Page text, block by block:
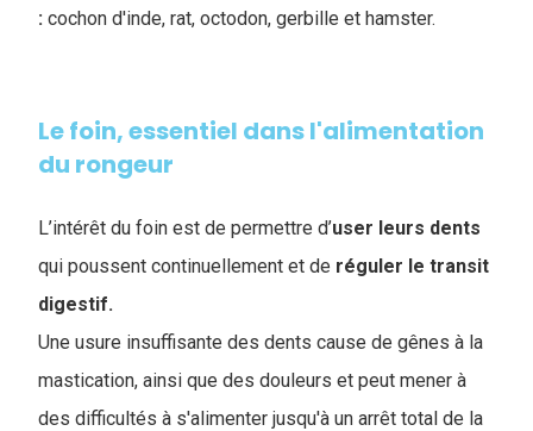
: cochon d'inde, rat, octodon, gerbille et hamster.
Le foin, essentiel dans l'alimentation
du rongeur
L’intérêt du foin est de permettre d’user leurs dents
qui poussent continuellement et de réguler le transit
digestif.
Une usure insuffisante des dents cause de gênes à la
mastication, ainsi que des douleurs et peut mener à
des difficultés à s'alimenter jusqu'à un arrêt total de la